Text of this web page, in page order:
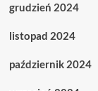
grudzień 2024
listopad 2024
październik 2024